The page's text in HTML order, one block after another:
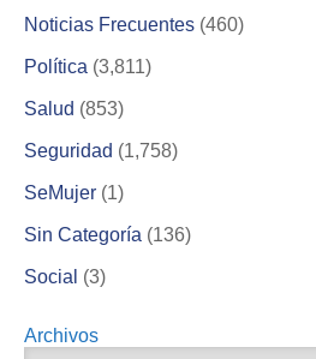
Noticias Frecuentes (460)
Política (3,811)
Salud (853)
Seguridad (1,758)
SeMujer (1)
Sin Categoría (136)
Social (3)
Archivos